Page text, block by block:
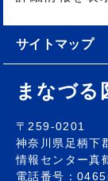
サイトマップ
まなづる
〒259-0201
神奈川県足柄下
情報センター真
電話番号：